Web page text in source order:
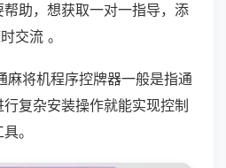
助，想获取一对一指导，添
交流 。
麻将机程序控牌器一般是指通
复杂安装操作就能实现控制
。